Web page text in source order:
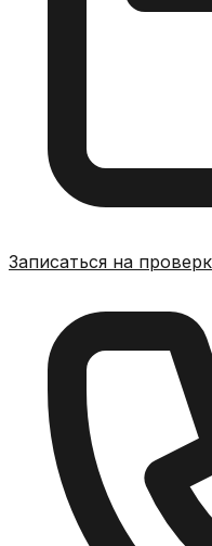
Записаться на